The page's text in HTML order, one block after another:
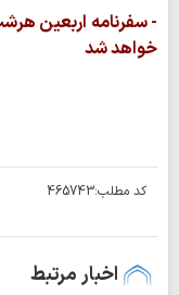
خواهد شد
کد مطلب:465743
اخبار مرتبط